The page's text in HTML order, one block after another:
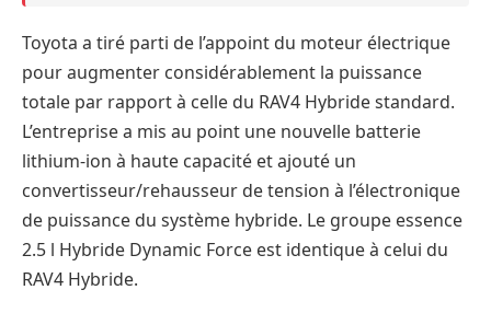
Toyota a tiré parti de l’appoint du moteur électrique
pour augmenter considérablement la puissance
totale par rapport à celle du RAV4 Hybride standard.
L’entreprise a mis au point une nouvelle batterie
lithium-ion à haute capacité et ajouté un
convertisseur/rehausseur de tension à l’électronique
de puissance du système hybride. Le groupe essence
2.5 l Hybride Dynamic Force est identique à celui du
RAV4 Hybride.